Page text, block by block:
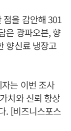
점을 감안해 301
은 광파오븐, 향
향신료 냉장고
는 이번 조사
치와 신뢰 향상
. [비즈니스포스